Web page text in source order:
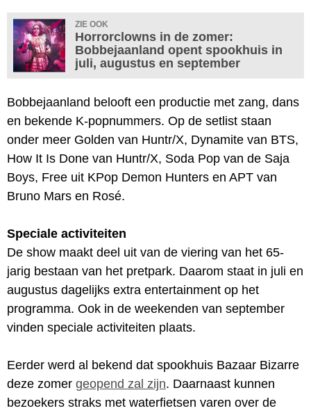
ZIE OOK
Horrorclowns in de zomer:
Bobbejaanland opent spookhuis in
juli, augustus en september
Bobbejaanland belooft een productie met zang, dans
en bekende K-popnummers. Op de setlist staan
onder meer Golden van Huntr/X, Dynamite van BTS,
How It Is Done van Huntr/X, Soda Pop van de Saja
Boys, Free uit KPop Demon Hunters en APT van
Bruno Mars en Rosé.
Speciale activiteiten
De show maakt deel uit van de viering van het 65-
jarig bestaan van het pretpark. Daarom staat in juli en
augustus dagelijks extra entertainment op het
programma. Ook in de weekenden van september
vinden speciale activiteiten plaats.
Eerder werd al bekend dat spookhuis Bazaar Bizarre
deze zomer geopend zal zijn. Daarnaast kunnen
bezoekers straks met waterfietsen varen over de